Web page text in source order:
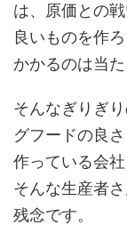
は、原価との戦
良いものを作
かかるのは当た
そんなぎりぎ
グフードの良
作っている会社
そんな生産者
残念です。